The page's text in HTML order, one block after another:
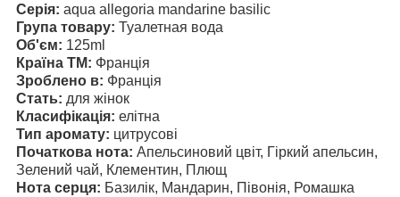
Серія: aqua allegoria mandarine basilic
Група товару: Туалетная вода
Об'єм: 125ml
Країна ТМ: Франція
Зроблено в: Франція
Стать: для жінок
Класифікація: елітна
Тип аромату: цитрусові
Початкова нота: Апельсиновий цвіт, Гіркий апельсин,
Зелений чай, Клементин, Плющ
Нота серця: Базилік, Мандарин, Півонія, Ромашка